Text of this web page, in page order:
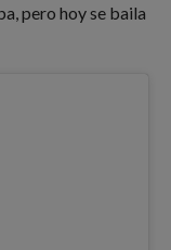
pero hoy se baila